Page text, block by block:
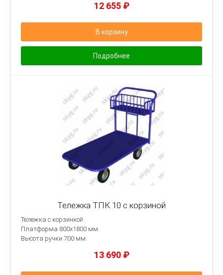
12 655 ₽
В корзину
Подробнее
Тележка ТПК 10 с корзиной
Тележка с корзинкой.
Платформа 800х1800 мм.
Высота ручки 700 мм.
13 690 ₽